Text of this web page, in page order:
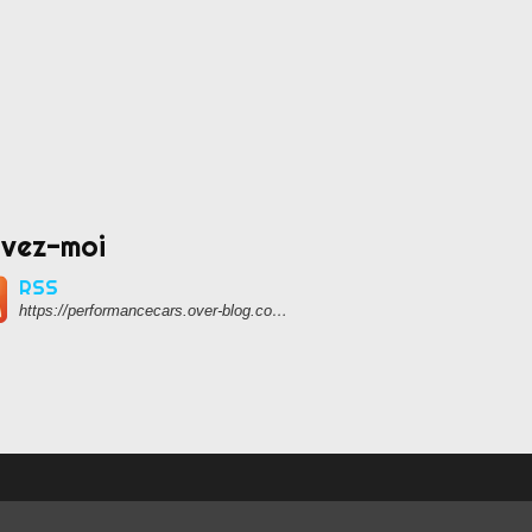
moi
RSS
https://performancecars.over-blog.com/rss